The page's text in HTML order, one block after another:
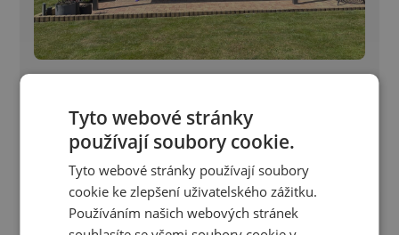
Bioklimatická pergola Placeo 6,1×4,5 m s přípravou
Tyto webové stránky
používají soubory cookie.
Tyto webové stránky používají soubory
cookie ke zlepšení uživatelského zážitku.
Používáním našich webových stránek